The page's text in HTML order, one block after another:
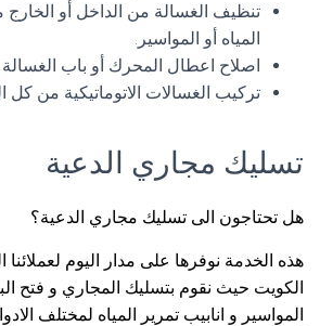
تنظيف الغسالة من الداخل أو
المياه أو المواسير.
اصلاح اعطال المحرك أو باب الغسالة
تركيب الغسالات الاتوماتيكية من كل
تسليك مجاري الدعية
هل تحتاجون الى تسليك مجاري الدعية؟
هذه الخدمة نوفرها على مدار اليوم لعملائنا
الكويت حيث نقوم بتسليك المجاري و فتح
المواسير و انابيب تمرير المياه لمختلف